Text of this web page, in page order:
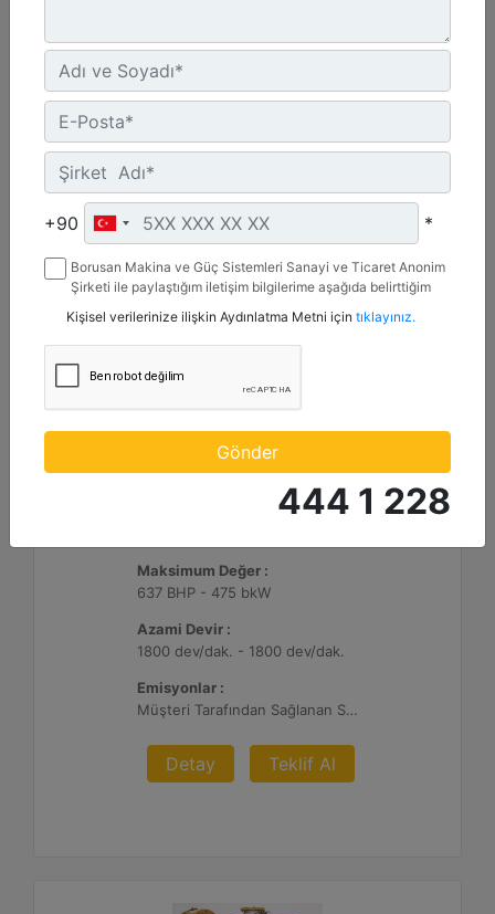
Azami Devir :
1800 dev/dak. - 1800 dev/dak.
%2 O2 Emisyon Değeri: Yalnızca İhracat
Detay Teklif Al
Maksimum Değer :
637 BHP - 475 bkW
Azami Devir :
1800 dev/dak. - 1800 dev/dak.
Emisyonlar :
Müşteri Tarafından Sağlanan SCR Atık Arıtma ile NSPS Saha Uyumluluğuna Sahiptir
Detay Teklif Al
+90 *
Borusan Makina ve Güç Sistemleri Sanayi ve Ticaret Anonim
Şirketi ile paylaştığım iletişim bilgilerime aşağıda belirttiğim
mesaj gönderilmesine izin veriyorum.
Kişisel verilerinize ilişkin Aydınlatma Metni için tıklayınız.
Gönder
444 1 228